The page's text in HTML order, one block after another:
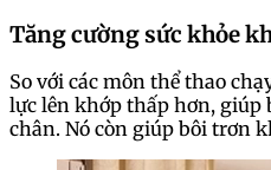
Tăng cường sức khỏe
So với các môn thể thao
lực lên khớp thấp hơn, giúp
chân. Nó còn giúp bôi trơn